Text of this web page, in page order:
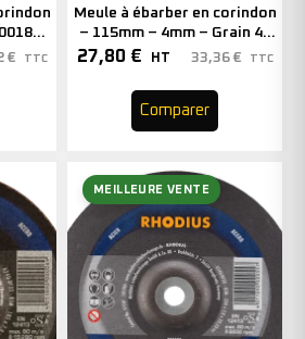
€ TTC
Meule à ébarber en corindon
– 115mm – 4mm – Grain 40
– 207826 (x10)
27,80 € HT 33,36 € TTC
Comparer
MEILLEURE VENTE